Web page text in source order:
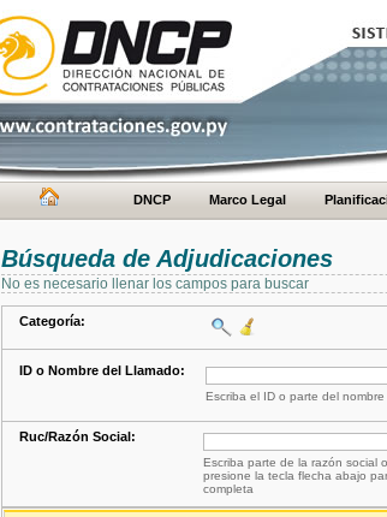
DNCP Marco Legal
Búsqueda de Adjudicaciones
No es necesario llenar los campos para buscar
Categoría:
ID o Nombre del Llamado:
Escriba el ID o parte del nombre
Ruc/Razón Social:
Escriba parte de la razón social
presione la tecla flecha abajo
completa